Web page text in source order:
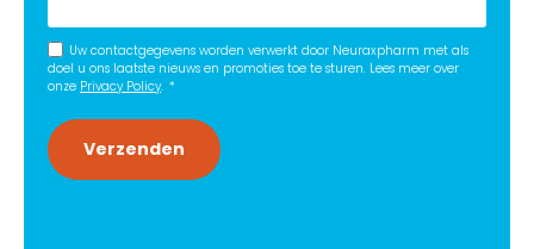
Uw contactgegevens worden verwerkt door Neuraxpharm met als
doel u ons laatste nieuws en promoties toe te sturen. Lees meer over
onze Privacy Policy. *